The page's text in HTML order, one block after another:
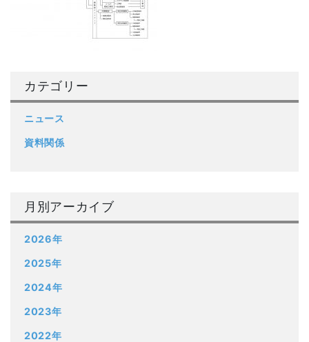
カテゴリー
ニュース
資料関係
月別アーカイブ
2026年
2025年
2024年
2023年
2022年